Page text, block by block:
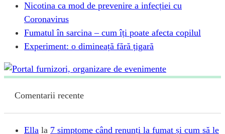
Nicotina ca mod de prevenire a infecției cu
Coronavirus
Fumatul în sarcina – cum îți poate afecta copilul
Experiment: o dimineață fără țigară
Comentarii recente
Ella la 7 simptome când renunți la fumat și cum să le